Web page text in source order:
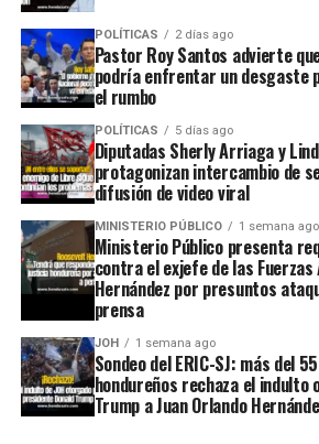
POLÍTICAS 2 días ago
Pastor Roy Santos advierte
podría enfrentar un desgaste
el rumbo
POLÍTICAS 5 días ago
Diputadas Sherly Arriaga y
protagonizan intercambio de
difusión de video viral
MINISTERIO PÚBLICO 1 semana ago
Ministerio Público presenta
contra el exjefe de las
Hernández por presuntos
prensa
JOH 1 semana ago
Sondeo del ERIC-SJ: más del
hondureños rechaza el indulto
Trump a Juan Orlando